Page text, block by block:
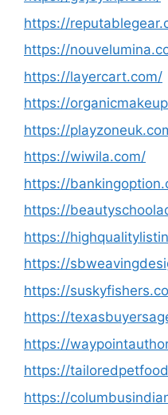
https://
https://
https://layercart.com/
https://
https://
https://wiwila.com/
https://
https://
https://
https://
https://
https://
https://
https://
https://